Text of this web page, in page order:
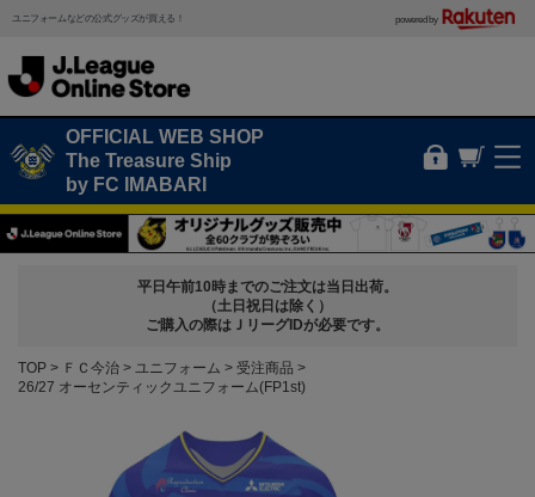
ユニフォームなどの公式グッズが買える！ powered by
OFFICIAL WEB SHOP
The Treasure Ship
by FC IMABARI
平日午前10時までのご注文は当日出荷。
（土日祝日は除く）
ご購入の際はＪリーグIDが必要です。
TOP ＦＣ今治 ユニフォーム
受注商品
26/27 オーセンティックユニフォーム(FP1st)